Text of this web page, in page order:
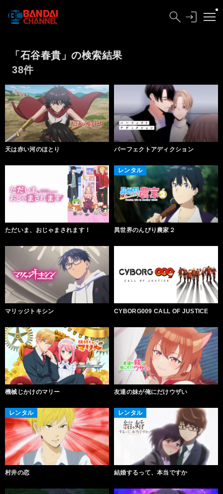
「石谷春貴」の検索結果
38件
天は赤い河のほとり パーフェクトアディクション
ただいま、おじゃまされます！
レンタル
異世界のんびり農家２
マリッジトキシン CYBORG009 CALL OF JUSTICE
機械じかけのマリー 友達の妹が俺にだけウザい
レンタル
村井の恋
レンタル
結婚するって、本当ですか